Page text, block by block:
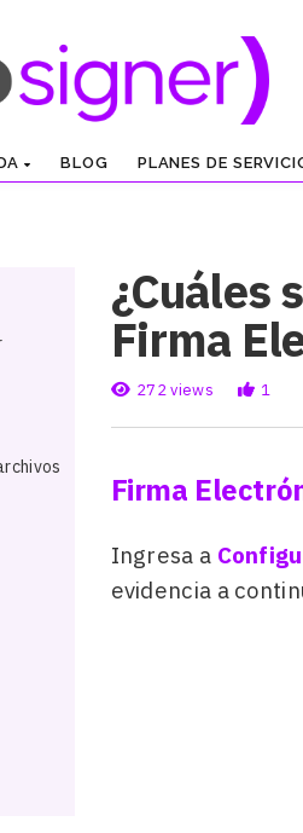
BLOG PLANES DE
¿Cuáles
Firma
272 views 1
Firma
Ingresa a
evidencia a